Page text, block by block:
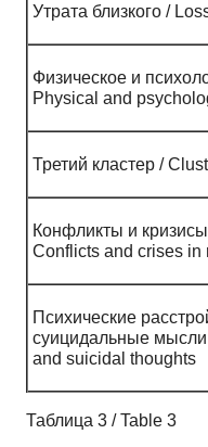
Утрата близкого /
Физическое и
Physical and
Третий кластер /
Конфликты и
Conflicts and crises in
Психические
суицидальные
and suicidal thoughts
Таблица 3 / Table 3